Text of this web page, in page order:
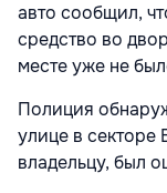
авто сообщил,
средство во
месте уже не
Полиция
улице в секторе
владельцу, был